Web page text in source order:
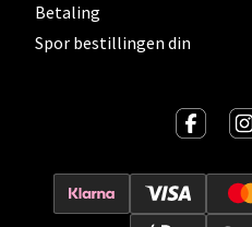
Betaling
Spor bestillingen din
Torgbakken 2, 5401 Stord
Åpent i dag 10-17
0 i butikk